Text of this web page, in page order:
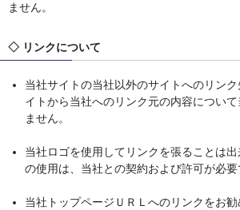
ません。
◇ リンクについて
当社サイトの当社以外のサイトへのリン
イトから当社へのリンク元の内容につい
ません。
当社ロゴを使用してリンクを張ることは
の使用は、当社との契約および許可が必要
当社トップページＵＲＬへのリンクをお